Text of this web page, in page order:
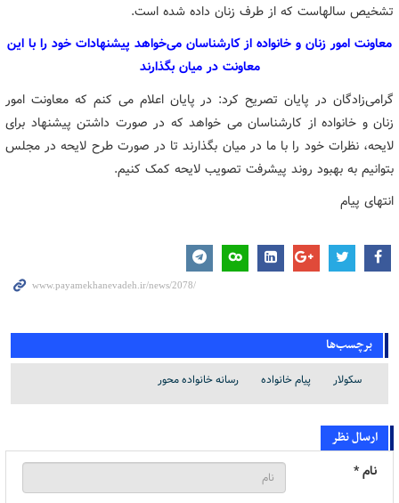
تشخیص سالهاست که از طرف زنان داده شده است.
معاونت امور زنان و خانواده از کارشناسان می‌خواهد پیشنهادات خود را با این
معاونت در میان بگذارند
گرامی‌زادگان در پایان تصریح کرد: در پایان اعلام می کنم که معاونت امور
زنان و خانواده از کارشناسان می خواهد که در صورت داشتن پیشنهاد برای
لایحه، نظرات خود را با ما در میان بگذارند تا در صورت طرح لایحه در مجلس
بتوانیم به بهبود روند پیشرفت تصویب لایحه کمک کنیم.
انتهای پیام
برچسب‌ها
سکولار پیام خانواده رسانه خانواده محور
ارسال نظر
نام *